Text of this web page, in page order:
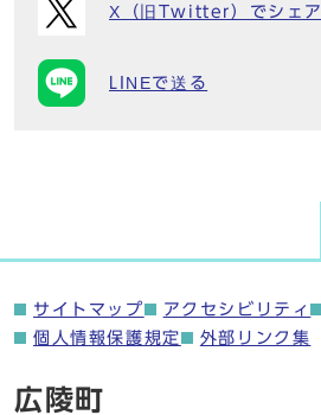
X（旧Twitter）でシェア
LINEで送る
サイトマップ アクセシビリティ
個人情報保護規定
外部リンク集
広陵町